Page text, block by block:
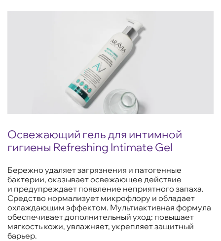
Освежающий гель для интимной
гигиены Refreshing Intimate Gel
Бережно удаляет загрязнения и патогенные
бактерии, оказывает освежающее действие
и предупреждает появление неприятного запаха.
Средство нормализует микрофлору и обладает
охлаждающим эффектом. Мультиактивная формула
обеспечивает дополнительный уход: повышает
мягкость кожи, увлажняет, укрепляет защитный
барьер.